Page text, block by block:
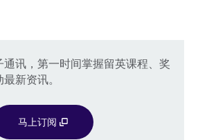
讯，第一时间掌握留英课程、奖
新资讯。
马上订阅